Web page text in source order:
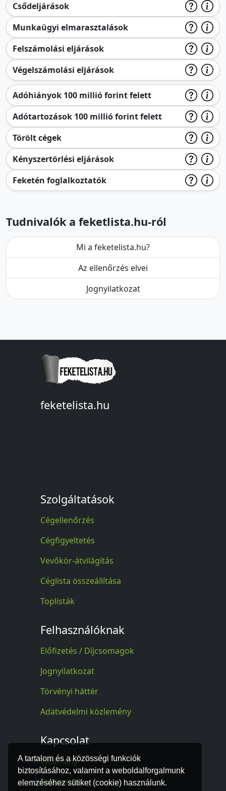
A tartalom és a közösségi funkciók
biztosításához, valamint a weboldalforgalmunk
elemzéséhez sütiket (cookie) használunk.
Csődeljárások
Munkaügyi elmarasztalások
Felszámolási eljárások
Végelszámolási eljárások
Adóhiányok 100 millió forint felett
Adótartozások 100 millió forint felett
Törölt cégek
Kényszertörlési eljárások
Feketén foglalkoztatók
Tudnivalók a feketlista.hu-ról
Mi a feketelista.hu?
Az ellenőrzés elvei
Jognyilatkozat
feketelista.hu
Szolgáltatások
Cégellenőrzés
Cégfigyeltetés
Vevőkör-átvilágítás
Céglista összeállítása
Toplisták
Felhasználóknak
Előfizetés / Díjcsomagok
Jognyilatkozat
Törvényi háttér
Adatvédelmi közlemény
Kapcsolat
Vélemény
Kapcsolat